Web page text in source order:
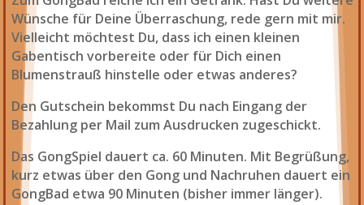
Wünsche für Deine Überraschung, rede gern mit mir.
Vielleicht möchtest Du, dass ich einen kleinen
Gabentisch vorbereite oder für Dich einen
Blumenstrauß hinstelle oder etwas anderes?
Den Gutschein bekommst Du nach Eingang der
Bezahlung per Mail zum Ausdrucken zugeschickt.
Das GongSpiel dauert ca. 60 Minuten. Mit Begrüßung,
kurz etwas über den Gong und Nachruhen dauert ein
GongBad etwa 90 Minuten (bisher immer länger).